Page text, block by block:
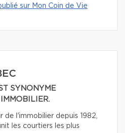
sur Mon Coin de Vie
SYNONYME
de l'immobilier depuis 1982,
les courtiers les plus